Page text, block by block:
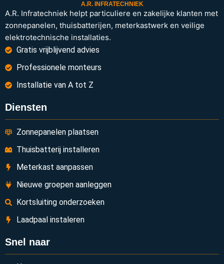
A.R. INFRATECHNIEK
A.R. Infratechniek helpt particuliere en zakelijke klanten met
zonnepanelen, thuisbatterijen, meterkastwerk en veilige
elektrotechnische installaties.
Gratis vrijblijvend advies
Professionele monteurs
Installatie van A tot Z
Diensten
Zonnepanelen plaatsen
Thuisbatterij installeren
Meterkast aanpassen
Nieuwe groepen aanleggen
Kortsluiting onderzoeken
Laadpaal instaleren
Snel naar